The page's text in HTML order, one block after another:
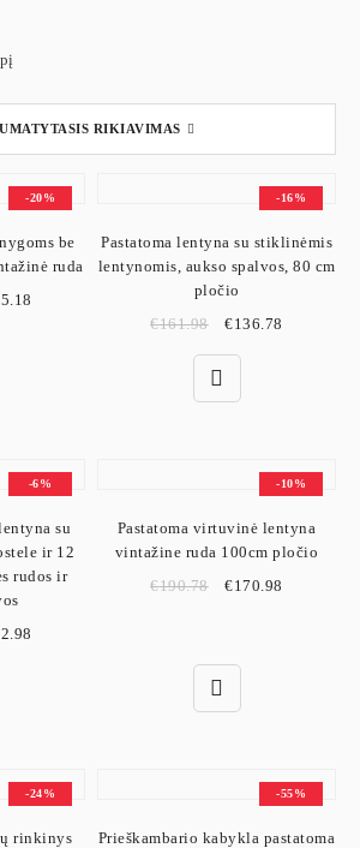
RIKIAVIMAS
-20%
be
ruda
-16%
Pastatoma lentyna su stiklinėmis
lentynomis, aukso spalvos, 80 cm
pločio
€161.98 €136.78
-6%
su
ir 12
rudos ir
-10%
Pastatoma virtuvinė lentyna
vintažine ruda 100cm pločio
€190.78 €170.98
-24%
rinkinys
-55%
Prieškambario kabykla pastatoma